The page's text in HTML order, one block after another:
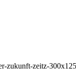
zukunft-zeitz-